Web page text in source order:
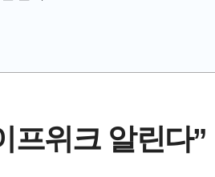
프위크 알린다”